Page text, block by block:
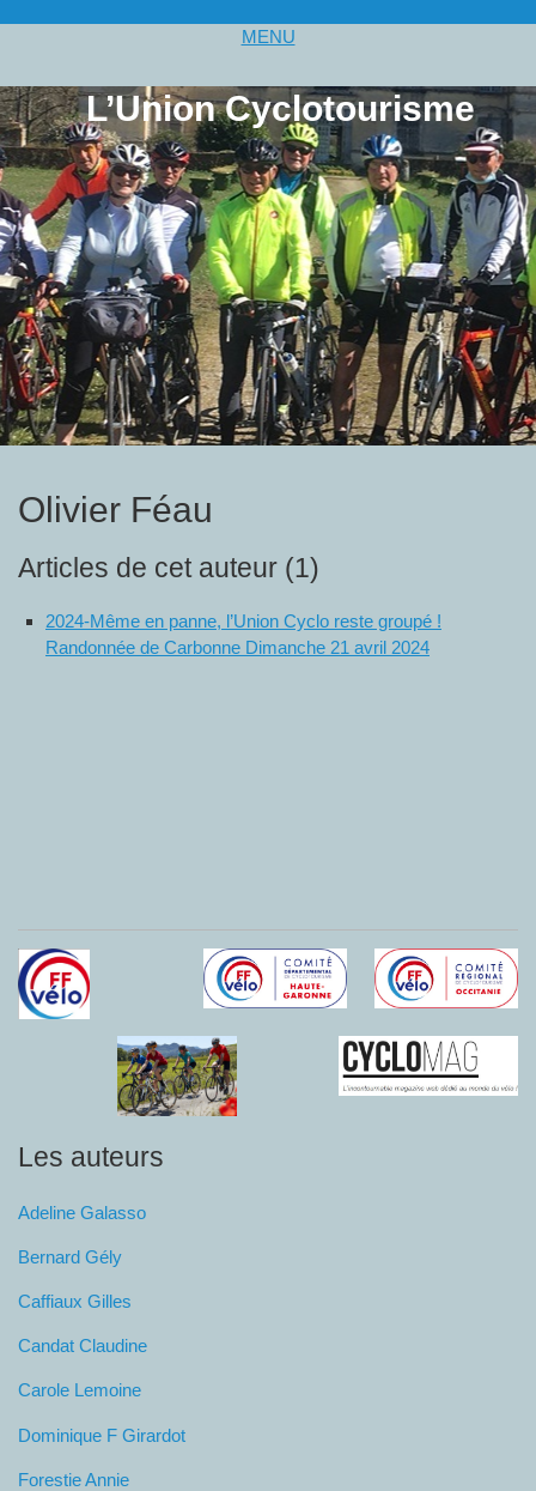
MENU
L’Union Cyclotourisme
Olivier Féau
Articles de cet auteur (1)
2024-Même en panne, l’Union Cyclo reste groupé !
Randonnée de Carbonne Dimanche 21 avril 2024
Les auteurs
Adeline Galasso
Bernard Gély
Caffiaux Gilles
Candat Claudine
Carole Lemoine
Dominique F Girardot
Forestie Annie